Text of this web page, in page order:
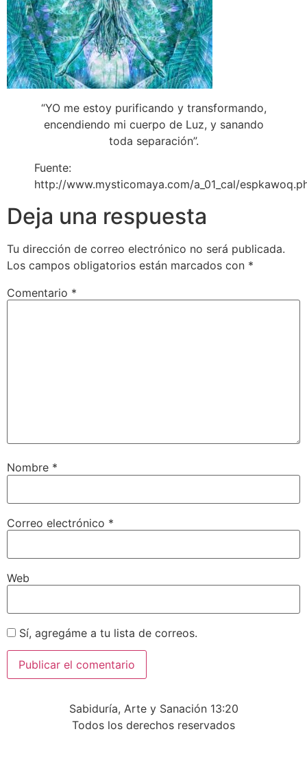
“YO me estoy purificando y transformando,
encendiendo mi cuerpo de Luz, y sanando
toda separación”.
Fuente:
http://www.mysticomaya.com/a_01_cal/
Deja una respuesta
Tu dirección de correo electrónico no será publicada.
Los campos obligatorios están marcados con *
Comentario *
Nombre *
Correo electrónico *
Web
Sí, agregáme a tu lista de correos.
Sabiduría, Arte y Sanación 13:20
Todos los derechos reservados